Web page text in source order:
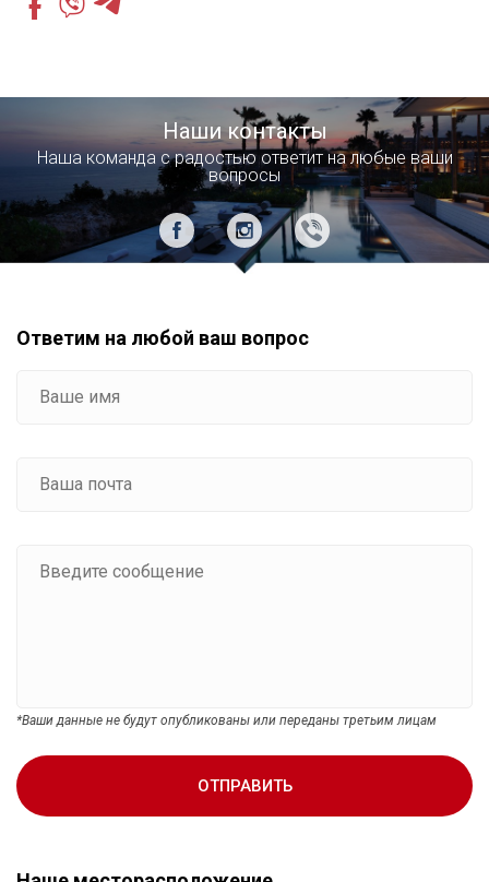
Наши контакты
Наша команда с радостью ответит на любые ваши
вопросы
Ответим на любой ваш вопрос
*Ваши данные не будут опубликованы или переданы третьим лицам
ОТПРАВИТЬ